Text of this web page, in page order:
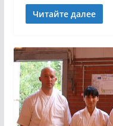
Читайте далее